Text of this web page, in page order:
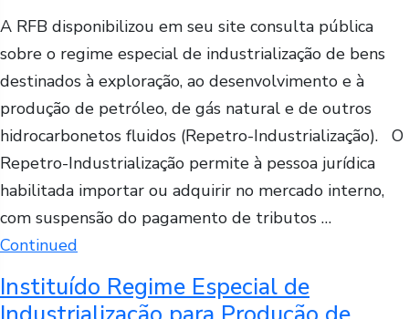
A RFB disponibilizou em seu site consulta pública
sobre o regime especial de industrialização de bens
destinados à exploração, ao desenvolvimento e à
produção de petróleo, de gás natural e de outros
hidrocarbonetos fluidos (Repetro-Industrialização). O
Repetro-Industrialização permite à pessoa jurídica
habilitada importar ou adquirir no mercado interno,
com suspensão do pagamento de tributos …
Continued
Instituído Regime Especial de